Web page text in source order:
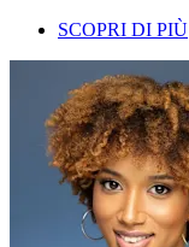
SCOPRI DI PIÙ